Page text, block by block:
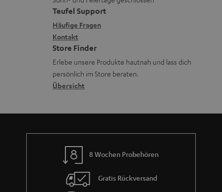
e
n
e
n
z
u
r
G
r
a
e
x
i
k
o
n
a
k
t
d
a
t
n
Teufel Support
Häufige Fragen
Kontakt
Store Finder
Erlebe unsere Produkte hautnah und lass dich
persönlich im Store beraten.
Übersicht
8 Wochen Probehören
Gratis Rückversand